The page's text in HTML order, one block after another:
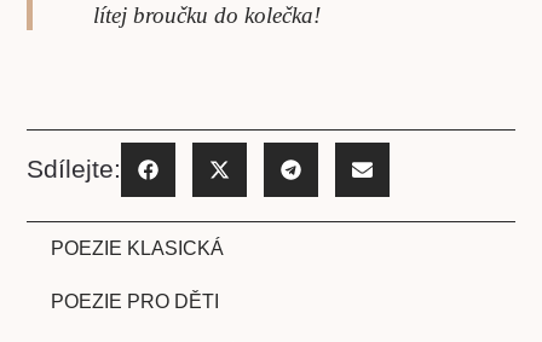
lítej broučku do kolečka!
Sdílejte:
POEZIE KLASICKÁ
POEZIE PRO DĚTI